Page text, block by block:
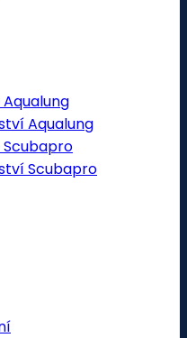
Aqualung
Scubapro